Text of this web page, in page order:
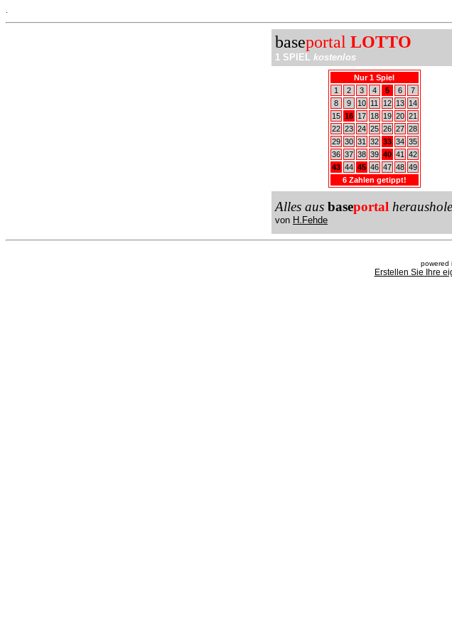
baseportal LOTTO
1 SPIEL kostenlos
Nur 1 Spiel
1
2 3 4 5 6
7
8
9 10 11 12 13
14
15 16 17 18 19 20 21
22 23 24 25 26 27 28
29 30 31 32 33 34 35
36 37 38 39 40 41
42
43 44 45 46 47 48 49
6 Zahlen getippt!
Alles aus baseportal
von H.Fehde
powered
Erstellen Sie Ihre